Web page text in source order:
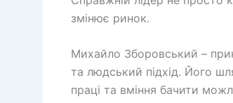
змінює ринок.
Михайло Зборовський –
та людський підхід. Його
праці та вміння бачити